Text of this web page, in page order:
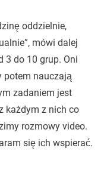
oddzielnie,
mówi dalej
3 do 10 grup. Oni
potem nauczają
zadaniem jest
każdym z nich co
rozmowy video.
się ich wspierać.